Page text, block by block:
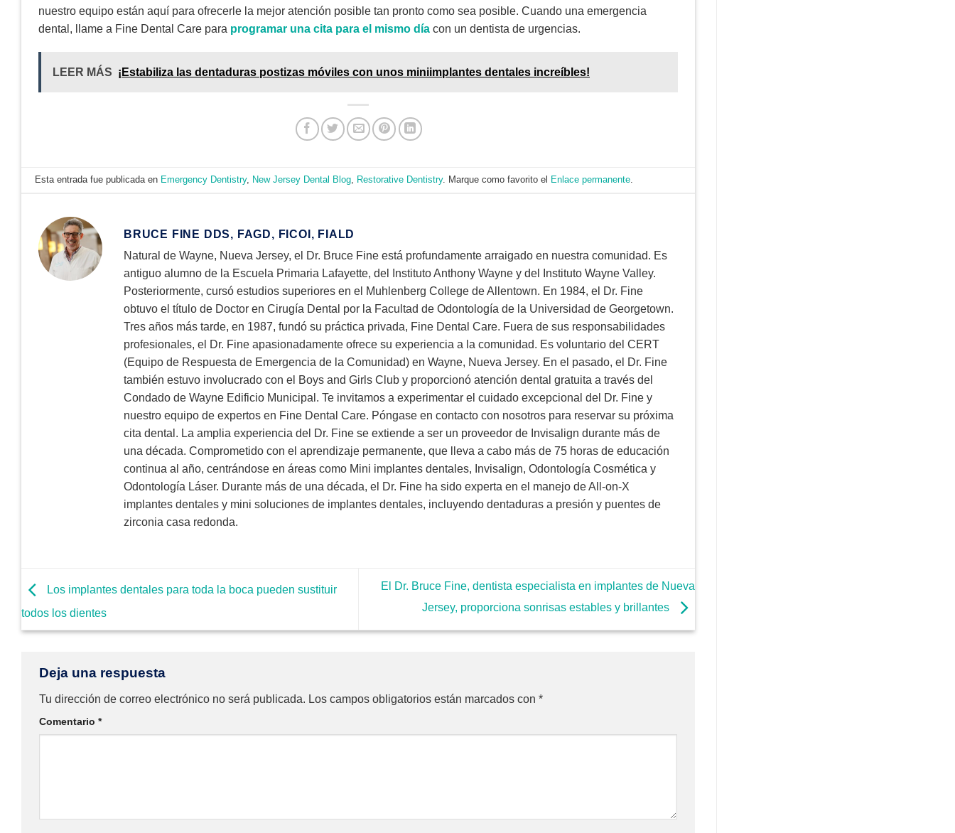
nuestro equipo están aquí para ofrecerle la mejor atención posible tan pronto como sea posible. Cuando una emergencia
dental, llame a Fine Dental Care para programar una cita para el mismo día con un dentista de urgencias.
LEER MÁS ¡Estabiliza las dentaduras postizas móviles con unos miniimplantes dentales increíbles!
Esta entrada fue publicada en Emergency Dentistry, New Jersey Dental Blog Restorative Dentistry. Marque como favorito el Enlace permanente
BRUCE FINE DDS, FAGD, FICOI, FIALD
Natural de Wayne, Nueva Jersey, el Dr. Bruce Fine está profundamente arraigado en nuestra comunidad. Es
antiguo alumno de la Escuela Primaria Lafayette, del Instituto Anthony Wayne y del Instituto Wayne Valley.
Posteriormente, cursó estudios superiores en el Muhlenberg College de Allentown. En 1984, el Dr. Fine
obtuvo el título de Doctor en Cirugía Dental por la Facultad de Odontología de la Universidad de Georgetown.
Tres años más tarde, en 1987, fundó su práctica privada, Fine Dental Care. Fuera de sus responsabilidades
profesionales, el Dr. Fine apasionadamente ofrece su experiencia a la comunidad. Es voluntario del CERT
(Equipo de Respuesta de Emergencia de la Comunidad) en Wayne, Nueva Jersey. En el pasado, el Dr. Fine
también estuvo involucrado con el Boys and Girls Club y proporcionó atención dental gratuita a través del
Condado de Wayne Edificio Municipal. Te invitamos a experimentar el cuidado excepcional del Dr. Fine y
nuestro equipo de expertos en Fine Dental Care. Póngase en contacto con nosotros para reservar su próxima
cita dental. La amplia experiencia del Dr. Fine se extiende a ser un proveedor de Invisalign durante más de
una década. Comprometido con el aprendizaje permanente, que lleva a cabo más de 75 horas de educación
continua al año, centrándose en áreas como Mini implantes dentales, Invisalign, Odontología Cosmética y
Odontología Láser. Durante más de una década, el Dr. Fine ha sido experta en el manejo de All-on-X
implantes dentales y mini soluciones de implantes dentales, incluyendo dentaduras a presión y puentes de
zirconia casa redonda.
Los implantes dentales para toda la boca pueden sustituir
todos los dientes
El Dr. Bruce Fine, dentista especialista en implantes de Nueva
Jersey, proporciona sonrisas estables y brillantes
Deja una respuesta
Tu dirección de correo electrónico no será publicada. Los campos obligatorios están marcados con *
Comentario *